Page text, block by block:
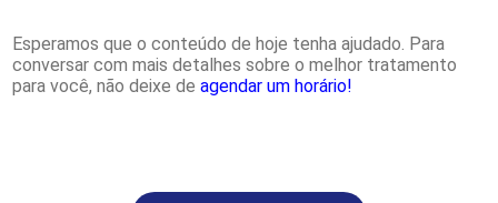
Esperamos que o conteúdo de hoje tenha ajudado. Para
conversar com mais detalhes sobre o melhor tratamento
para você, não deixe deagendar um horário!